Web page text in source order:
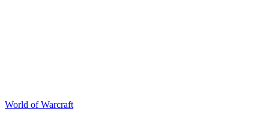
World of Warcraft